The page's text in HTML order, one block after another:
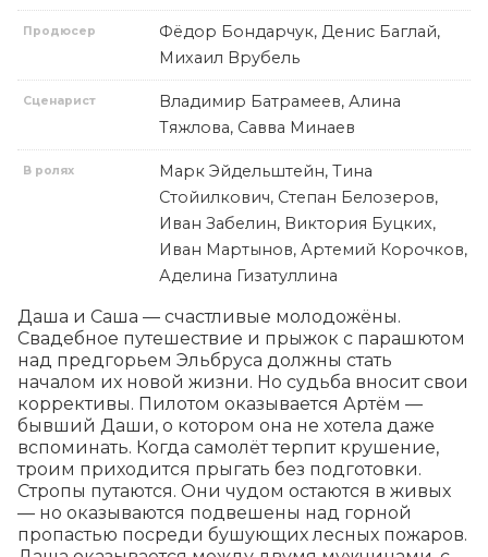
Продюсер
Фёдор Бондарчук, Денис Баглай,
Михаил Врубель
Сценарист
Владимир Батрамеев, Алина
Тяжлова, Савва Минаев
В ролях
Марк Эйдельштейн, Тина
Стойилкович, Степан Белозеров,
Иван Забелин, Виктория Буцких,
Иван Мартынов, Артемий Корочков,
Аделина Гизатуллина
Даша и Саша — счастливые молодожёны.
Свадебное путешествие и прыжок с парашютом
над предгорьем Эльбруса должны стать
началом их новой жизни. Но судьба вносит свои
коррективы. Пилотом оказывается Артём —
бывший Даши, о котором она не хотела даже
вспоминать. Когда самолёт терпит крушение,
троим приходится прыгать без подготовки.
Стропы путаются. Они чудом остаются в живых
— но оказываются подвешены над горной
пропастью посреди бушующих лесных пожаров.